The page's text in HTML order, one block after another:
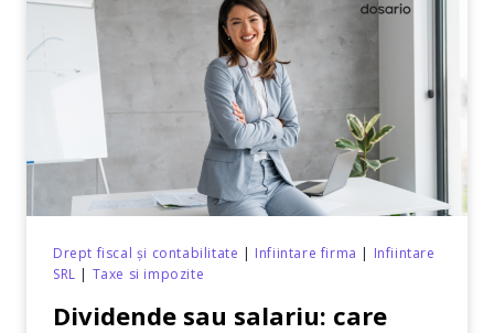
2025.
IMPACTUL
ASUPRA
ANGAJAȚILOR
IT
ȘI
SOLUȚII
PENTRU
FIRME
Drept fiscal și contabilitate | Infiintare firma | Infiintare
SRL | Taxe si impozite
Dividende sau salariu: care